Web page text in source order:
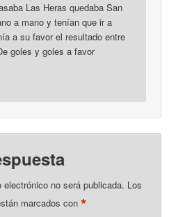
Las Heras quedaba San
a mano y tenían que ir a
a su favor el resultado entre
goles y goles a favor
electrónico no será publicada. Los
marcados con*